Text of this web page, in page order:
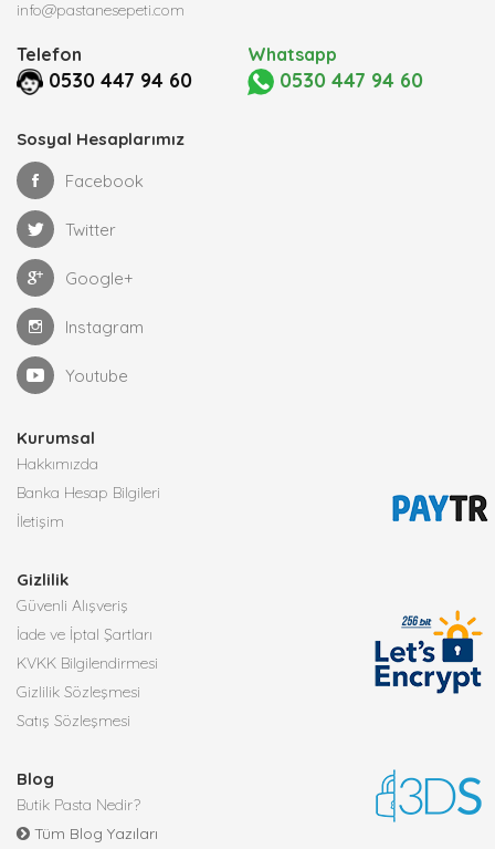
info@pastanesepeti.com
Telefon
0530 447 94 60
Whatsapp
0530 447 94 60
Sosyal Hesaplarımız
Facebook
Twitter
Google+
Instagram
Youtube
Kurumsal
Hakkımızda
Banka Hesap Bilgileri
İletişim
Gizlilik
Güvenli Alışveriş
İade ve İptal Şartları
KVKK Bilgilendirmesi
Gizlilik Sözleşmesi
Satış Sözleşmesi
Blog
Butik Pasta Nedir?
Tüm Blog Yazıları